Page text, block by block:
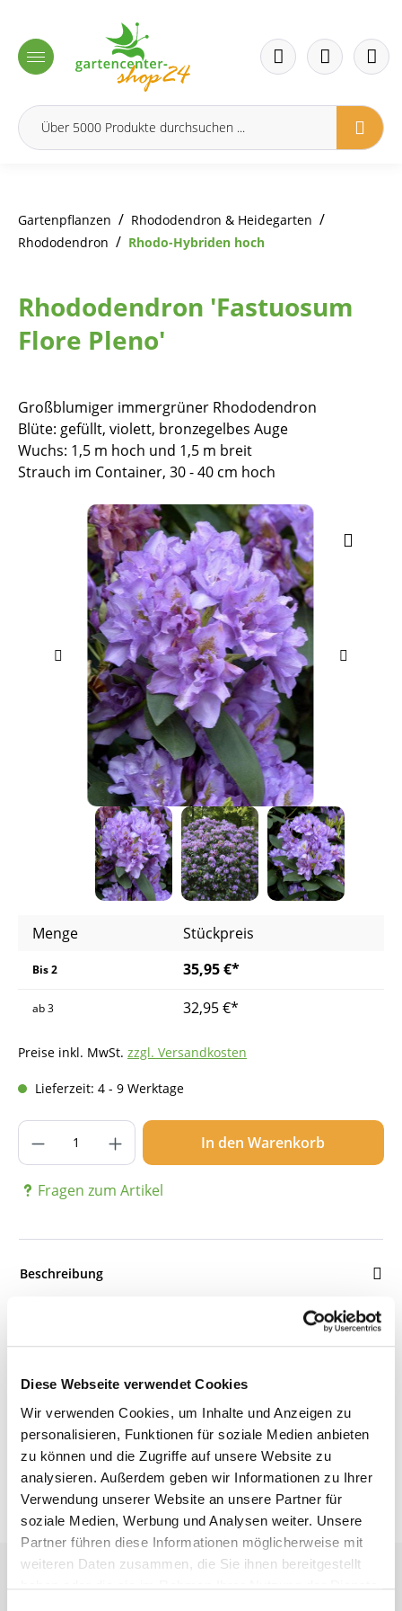
Diese Webseite verwendet Cookies
Wir verwenden Cookies, um Inhalte und Anzeigen zu
personalisieren, Funktionen für soziale Medien anbieten
zu können und die Zugriffe auf unsere Website zu
analysieren. Außerdem geben wir Informationen zu Ihrer
Verwendung unserer Website an unsere Partner für
soziale Medien, Werbung und Analysen weiter. Unsere
Partner führen diese Informationen möglicherweise mit
weiteren Daten zusammen, die Sie ihnen bereitgestellt
Gartenpflanzen / Rhododendron & Heidegarten /
Rhododendron / Rhodo-Hybriden hoch
Rhododendron 'Fastuosum
Flore Pleno'
Großblumiger immergrüner Rhododendron
Blüte: gefüllt, violett, bronzegelbes Auge
Wuchs: 1,5 m hoch und 1,5 m breit
Strauch im Container, 30 - 40 cm hoch
Menge Stückpreis
Bis2 35,95 €*
ab3 32,95 €*
Preise inkl. MwSt. zzgl. Versandkosten
Lieferzeit: 4 - 9 Werktage
Produkt Anzahl: Gib den gewünschten
In den Warenkorb
Fragen zum Artikel
Beschreibung
Details
Bewertungen